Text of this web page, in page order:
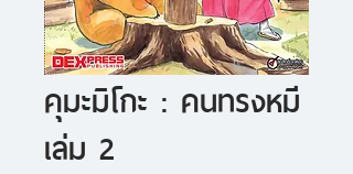
คุมะมิโกะ : คนทรงหมี
เล่ม 2